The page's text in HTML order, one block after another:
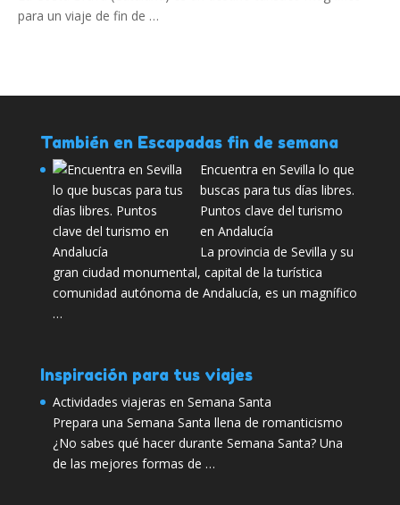
para un viaje de fin de …
También en Escapadas fin de semana
Encuentra en Sevilla lo que
buscas para tus días libres.
Puntos clave del turismo
en Andalucía
La provincia de Sevilla y su
gran ciudad monumental, capital de la turística
comunidad autónoma de Andalucía, es un magnífico
…
Inspiración para tus viajes
Actividades viajeras en Semana Santa
Prepara una Semana Santa llena de romanticismo
¿No sabes qué hacer durante Semana Santa? Una
de las mejores formas de …